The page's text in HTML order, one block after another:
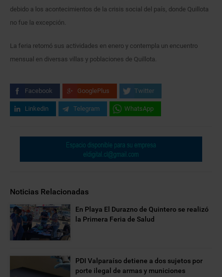
debido a los acontecimientos de la crisis social del país, donde Quillota
no fue la excepción.
La feria retomó sus actividades en enero y contempla un encuentro
mensual en diversas villas y poblaciones de Quillota.
Facebook GooglePlus Twitter
Linkedin Telegram WhatsApp
Noticias Relacionadas
En Playa El Durazno de Quintero se realizó
la Primera Feria de Salud
PDI Valparaíso detiene a dos sujetos por
porte ilegal de armas y municiones